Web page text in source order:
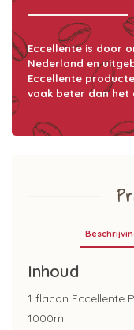
Eccellente is door
Nederland en
Eccellente
vaak beter dan het
Inhoud
1 flacon Eccellente
1000ml